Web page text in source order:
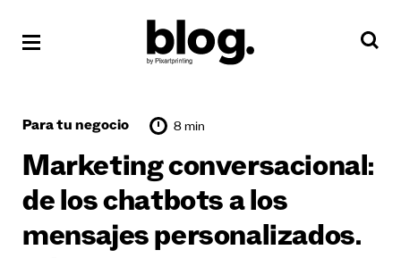
Para tu negocio 8 min
Marketing conversacional:
de los chatbots a los
mensajes personalizados.